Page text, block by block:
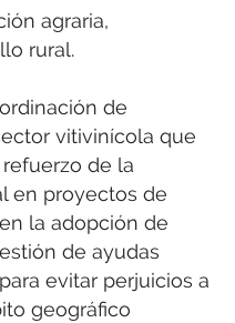
agraria,
rural.
de
vitivinícola que
de la
en proyectos de
la adopción de
de ayudas
evitar perjuicios a
geográfico